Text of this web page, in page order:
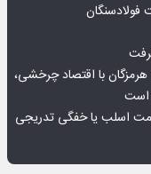
فولادسنگان
با اقتصاد چرخشی،
است
مهندسی قیمت اسلب یا خفگی تدریجی